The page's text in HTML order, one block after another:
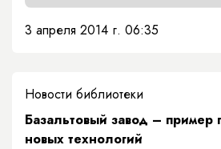
3 апреля 2014 г. 06:35
Новости библиотеки
Базальтовый завод – пример
новых технологий